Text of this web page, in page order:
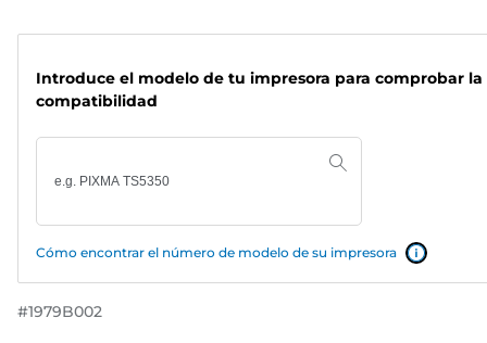
Introduce el modelo de tu impresora para comprobar la
compatibilidad
Cómo encontrar el número de modelo de su impresora
#1979B002